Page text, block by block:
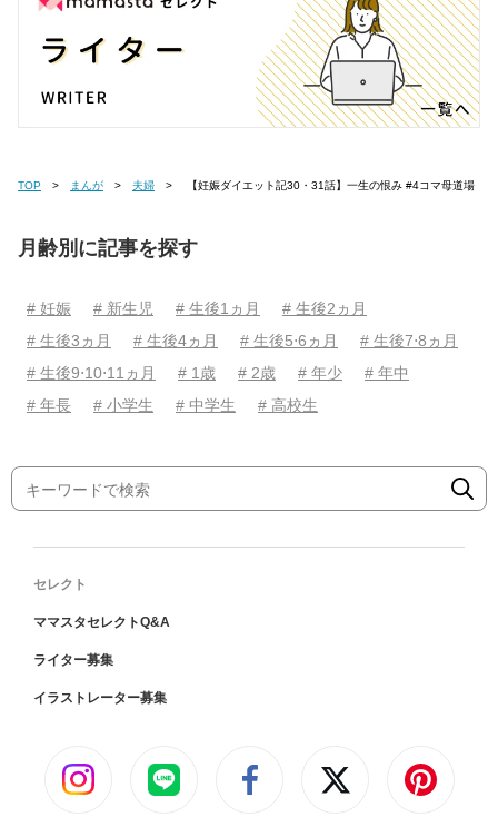
TOP まんが 夫婦 【妊娠ダイエット記30・31話】一生の恨み #4コマ母道場
月齢別に記事を探す
# 妊娠 # 新生児 # 生後1ヵ月
# 生後2ヵ月
# 生後3ヵ月
# 生後4ヵ月 # 生後5⋅6ヵ月
# 生後7⋅8ヵ月
# 生後9⋅10⋅11ヵ月
# 1歳 # 2歳 # 年少
# 年中
# 年長
# 小学生 # 中学生 # 高校生
セレクト
ママスタセレクトQ&A
ライター募集
イラストレーター募集